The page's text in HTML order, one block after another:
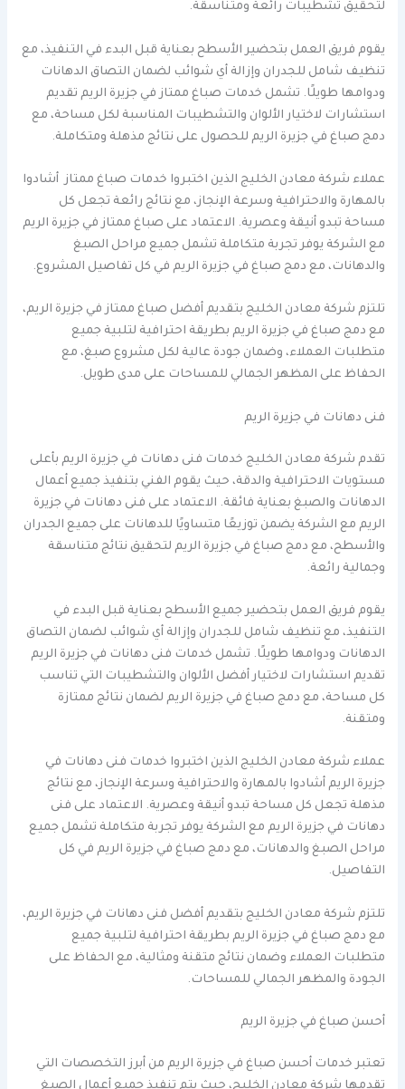
لتحقيق تشطيبات رائعة ومتناسقة.
يقوم فريق العمل بتحضير الأسطح بعناية قبل البدء في التنفيذ، مع
تنظيف شامل للجدران وإزالة أي شوائب لضمان التصاق الدهانات
ودوامها طويلًا. تشمل خدمات صباغ ممتاز في جزيرة الريم تقديم
استشارات لاختيار الألوان والتشطيبات المناسبة لكل مساحة، مع
دمج صباغ في جزيرة الريم للحصول على نتائج مذهلة ومتكاملة.
عملاء شركة معادن الخليج الذين اختبروا خدمات صباغ ممتاز أشادوا
بالمهارة والاحترافية وسرعة الإنجاز، مع نتائج رائعة تجعل كل
مساحة تبدو أنيقة وعصرية. الاعتماد على صباغ ممتاز في جزيرة الريم
مع الشركة يوفر تجربة متكاملة تشمل جميع مراحل الصبغ
والدهانات، مع دمج صباغ في جزيرة الريم في كل تفاصيل المشروع.
تلتزم شركة معادن الخليج بتقديم أفضل صباغ ممتاز في جزيرة الريم،
مع دمج صباغ في جزيرة الريم بطريقة احترافية لتلبية جميع
متطلبات العملاء، وضمان جودة عالية لكل مشروع صبغ، مع
الحفاظ على المظهر الجمالي للمساحات على مدى طويل.
فنى دهانات في جزيرة الريم
تقدم شركة معادن الخليج خدمات فنى دهانات في جزيرة الريم بأعلى
مستويات الاحترافية والدقة، حيث يقوم الفني بتنفيذ جميع أعمال
الدهانات والصبغ بعناية فائقة. الاعتماد على فنى دهانات في جزيرة
الريم مع الشركة يضمن توزيعًا متساويًا للدهانات على جميع الجدران
والأسطح، مع دمج صباغ في جزيرة الريم لتحقيق نتائج متناسقة
وجمالية رائعة.
يقوم فريق العمل بتحضير جميع الأسطح بعناية قبل البدء في
التنفيذ، مع تنظيف شامل للجدران وإزالة أي شوائب لضمان التصاق
الدهانات ودوامها طويلًا. تشمل خدمات فنى دهانات في جزيرة الريم
تقديم استشارات لاختيار أفضل الألوان والتشطيبات التي تناسب
كل مساحة، مع دمج صباغ في جزيرة الريم لضمان نتائج ممتازة
ومتقنة.
عملاء شركة معادن الخليج الذين اختبروا خدمات فنى دهانات في
جزيرة الريم أشادوا بالمهارة والاحترافية وسرعة الإنجاز، مع نتائج
مذهلة تجعل كل مساحة تبدو أنيقة وعصرية. الاعتماد على فنى
دهانات في جزيرة الريم مع الشركة يوفر تجربة متكاملة تشمل جميع
مراحل الصبغ والدهانات، مع دمج صباغ في جزيرة الريم في كل
التفاصيل.
تلتزم شركة معادن الخليج بتقديم أفضل فنى دهانات في جزيرة الريم،
مع دمج صباغ في جزيرة الريم بطريقة احترافية لتلبية جميع
متطلبات العملاء وضمان نتائج متقنة ومثالية، مع الحفاظ على
الجودة والمظهر الجمالي للمساحات.
أحسن صباغ في جزيرة الريم
تعتبر خدمات أحسن صباغ في جزيرة الريم من أبرز التخصصات التي
تقدمها شركة معادن الخليج، حيث يتم تنفيذ جميع أعمال الصبغ